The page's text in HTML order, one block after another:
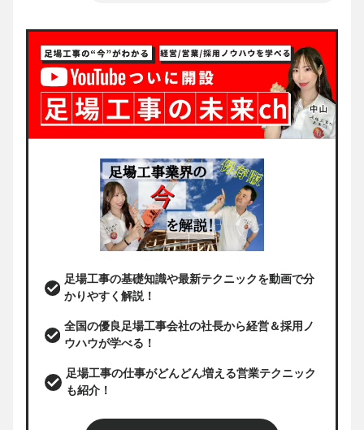
足場工事の基礎知識や最新テクニックを動画で分
かりやすく解説！
全国の優良足場工事会社の社長から経営＆採用ノ
ウハウが学べる！
足場工事の仕事がどんどん増える営業テクニック
も紹介！